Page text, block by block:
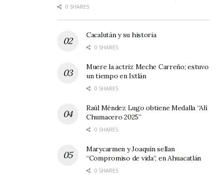
0 SHARES
Cacalután y su historia
0 SHARES
Muere la actriz Meche Carreño; estuvo
un tiempo en Ixtlán
0 SHARES
Raúl Méndez Lugo obtiene Medalla “Alí
Chumacero 2025”
0 SHARES
Marycarmen y Joaquín sellan
“Compromiso de vida”, en Ahuacatlán
0 SHARES